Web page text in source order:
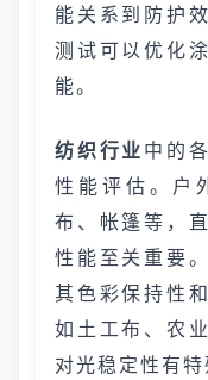
能关系到防护
测试可以优化
能。
纺织行业中的
性能评估。户
布、帐篷等，
性能至关重要
其色彩保持性
如土工布、农
对光稳定性有特